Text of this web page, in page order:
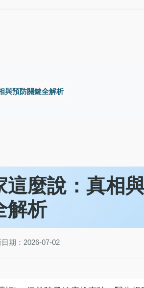
與預防關鍵全解析
麼說：真相
解析
日期：2026-07-02